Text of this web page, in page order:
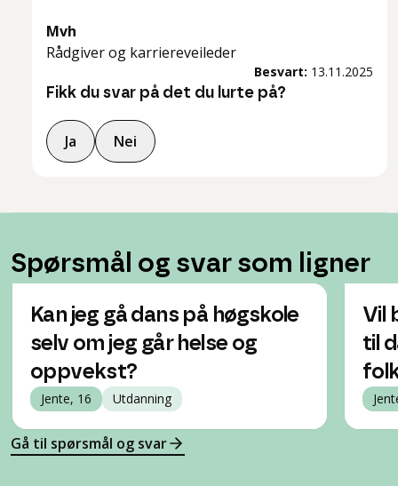
Mvh
Rådgiver og karriereveileder
Besvart: 13.11.2025
Fikk du svar på det du lurte på?
Ja Nei
Spørsmål og svar som ligner
Kan jeg gå dans på høgskole
selv om jeg går helse og
oppvekst?
Jente, 16 Utdanning
Vil
til
Gå til spørsmål og svar